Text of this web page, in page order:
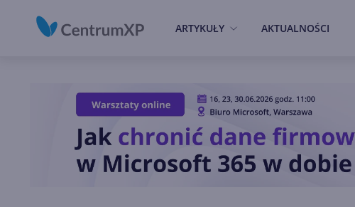
ARTYKUŁY AKTUALNOŚCI